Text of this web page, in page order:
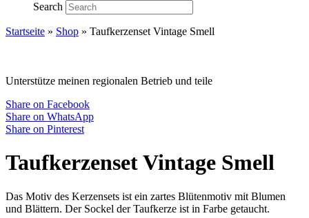
Search
Startseite » Shop » Taufkerzenset Vintage Smell
Unterstütze meinen regionalen Betrieb und teile
Share on Facebook
Share on WhatsApp
Share on Pinterest
Taufkerzenset Vintage Smell
Das Motiv des Kerzensets ist ein zartes Blütenmotiv mit Blumen
und Blättern. Der Sockel der Taufkerze ist in Farbe getaucht.